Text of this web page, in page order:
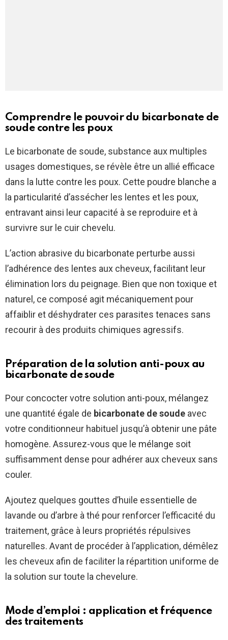
Comprendre le pouvoir du bicarbonate de
soudecontre les poux
Le bicarbonate de soude, substance aux multiples
usages domestiques, se révèle être un allié efficace
dans la lutte contre les poux. Cette poudre blanche a
la particularité d’assécher les lentes et les poux,
entravant ainsi leur capacité à se reproduire et à
survivre sur le cuir chevelu.
L’action abrasive du bicarbonate perturbe aussi
l’adhérence des lentes aux cheveux, facilitant leur
élimination lors du peignage. Bien que non toxique et
naturel, ce composé agit mécaniquement pour
affaiblir et déshydrater ces parasites tenaces sans
recourir à des produits chimiques agressifs.
Préparation de la solution anti-poux au
bicarbonate de soude
Pour concocter votre solution anti-poux, mélangez
une quantité égale de bicarbonate de soude avec
votre conditionneur habituel jusqu’à obtenir une pâte
homogène. Assurez-vous que le mélange soit
suffisamment dense pour adhérer aux cheveux sans
couler.
Ajoutez quelques gouttes d’huile essentielle de
lavande ou d’arbre à thé pour renforcer l’efficacité du
traitement, grâce à leurs propriétés répulsives
naturelles. Avant de procéder à l’application, démêlez
les cheveux afin de faciliter la répartition uniforme de
la solution sur toute la chevelure.
Mode d’emploi : application et fréquence
des traitements